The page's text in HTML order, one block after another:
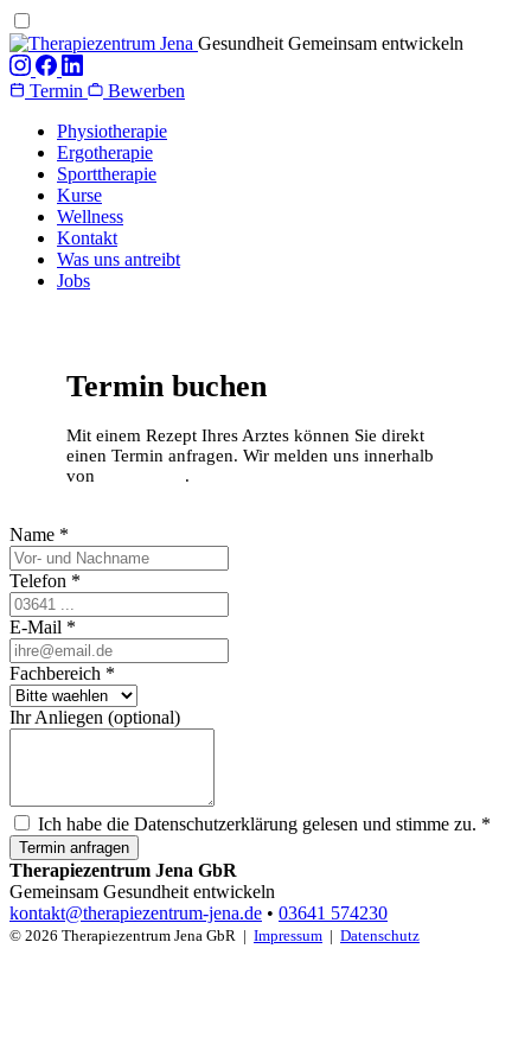
Gesundheit Gemeinsam entwickeln
Termin
Bewerben
Physiotherapie
Ergotherapie
Sporttherapie
Kurse
Wellness
Kontakt
Was uns antreibt
Jobs
Termin buchen
Mit einem Rezept Ihres Arztes können Sie direkt
einen Termin anfragen. Wir melden uns innerhalb
von
.
Name *
Telefon *
E-Mail *
Fachbereich *
Ihr Anliegen (optional)
Ich habe die Datenschutzerklärung gelesen und stimme zu. *
Termin anfragen
Therapiezentrum Jena GbR
Gemeinsam Gesundheit entwickeln
kontakt@therapiezentrum-jena.de • 03641 574230
© 2026 Therapiezentrum Jena GbR | Impressum | Datenschutz